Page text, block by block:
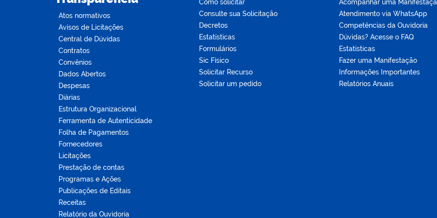
Atos normativos
Avisos de Licitações
Central de Dúvidas
Contratos
Convênios
Dados Abertos
Despesas
Diárias
Estrutura Organizacional
Ferramenta de Autenticidade
Folha de Pagamentos
Fornecedores
Licitações
Prestação de contas
Programas e Ações
Publicações de Editais
Receitas
Relatório da Ouvidoria
Como solicitar
Consulte sua Solicitação
Decretos
Estatísticas
Formulários
Sic Físico
Solicitar Recurso
Solicitar um pedido
Acompanhar uma
Atendimento via WhatsApp
Competências da Ouvidoria
Dúvidas? Acesse o FAQ
Estatísticas
Fazer uma Manifestação
Informações Importantes
Relatórios Anuais